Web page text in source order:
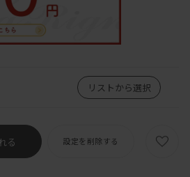
リストから選択
る 設定を削除する